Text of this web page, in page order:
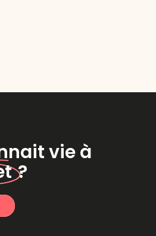
vie à
?